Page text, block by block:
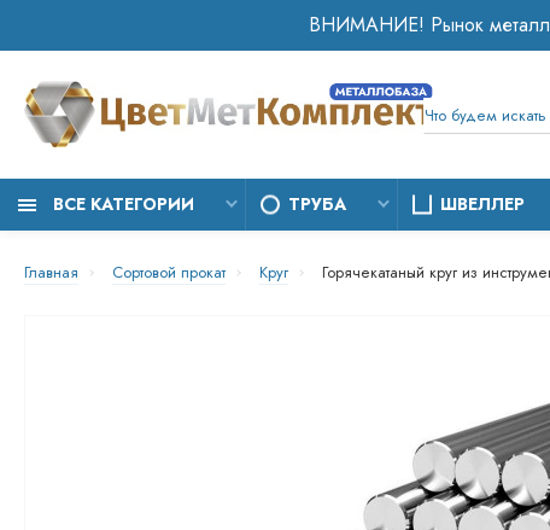
ВСЕ КАТЕГОРИИ ТРУБА ШВЕЛЛЕР
Главная Сортовой прокат Круг Горячекатаный круг из